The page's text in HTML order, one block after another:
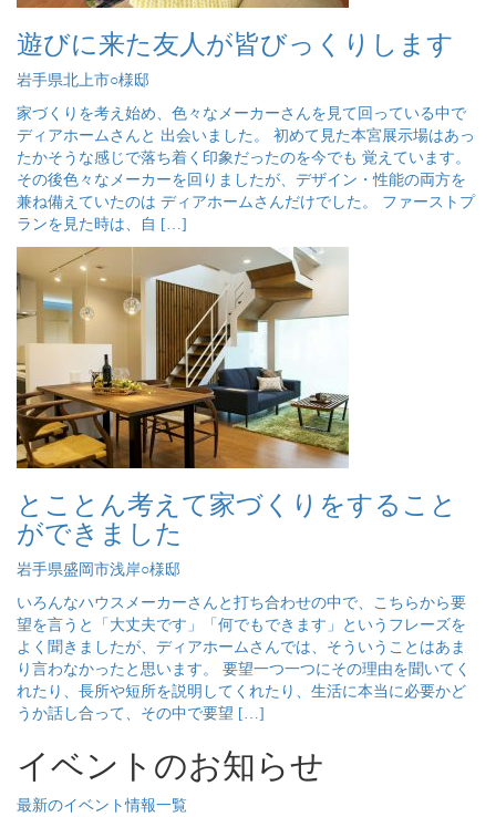
遊びに来た友人が皆びっくりします
岩手県北上市○様邸
家づくりを考え始め、色々なメーカーさんを見て回っている中で
ディアホームさんと 出会いました。 初めて見た本宮展示場はあっ
たかそうな感じで落ち着く印象だったのを今でも 覚えています。
その後色々なメーカーを回りましたが、デザイン・性能の両方を
兼ね備えていたのは ディアホームさんだけでした。 ファーストプ
ランを見た時は、自 […]
とことん考えて家づくりをすること
ができました
岩手県盛岡市浅岸○様邸
いろんなハウスメーカーさんと打ち合わせの中で、こちらから要
望を言うと「大丈夫です」「何でもできます」というフレーズを
よく聞きましたが、ディアホームさんでは、そういうことはあま
り言わなかったと思います。 要望一つ一つにその理由を聞いてく
れたり、長所や短所を説明してくれたり、生活に本当に必要かど
うか話し合って、その中で要望 […]
イベントのお知らせ
最新のイベント情報一覧